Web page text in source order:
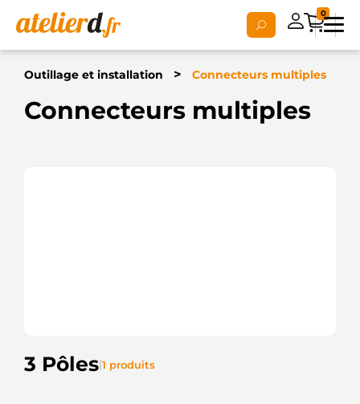
0
Outillage et installation > Connecteurs multiples
Connecteurs multiples
3 Pôles|1 produits